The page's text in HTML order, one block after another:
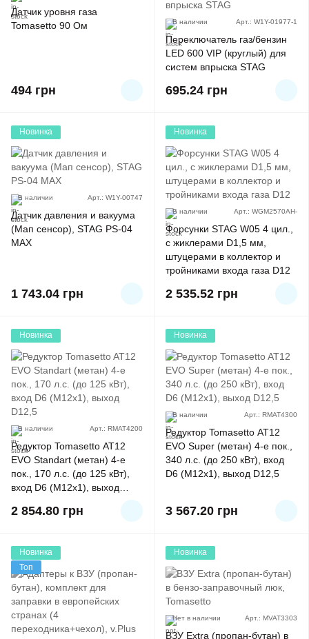
Датчик уровня газа
Tomasetto 90 Ом
494 грн
В наличии Арт.: W1Y-01977-1
Переключатель газ/бензин
LED 600 VIP (круглый) для
систем впрыска STAG
695.24 грн
Новинка
В наличии Арт.: W1Y-00747
Датчик давления и вакуума
(Мап сенсор), STAG PS-04
MAX
1 743.04 грн
Новинка
В наличии Арт.: WGM2570AH-
Форсунки STAG W05 4 цил.,
с жиклерами D1,5 мм,
штуцерами в коллектор и
тройниками входа газа D12
2 535.52 грн
Новинка
В наличии Арт.: RMAT4200
Редуктор Tomasetto AT12
EVO Standart (метан) 4-е
пок., 170 л.с. (до 125 кВт),
вход D6 (M12x1), выход
2 854.80 грн
Новинка
В наличии Арт.: RMAT4300
Редуктор Tomasetto AT12
EVO Super (метан) 4-е пок.,
340 л.с. (до 250 кВт), вход
D6 (M12x1), выход D12,5
3 567.20 грн
Новинка
Топ
Новинка
Нет в наличии Арт.: MVAT3303
ВЗУ Extra (пропан-бутан) в